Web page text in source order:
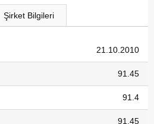
Şirket Bilgileri
21.10.2010
91.45
91.4
91.45